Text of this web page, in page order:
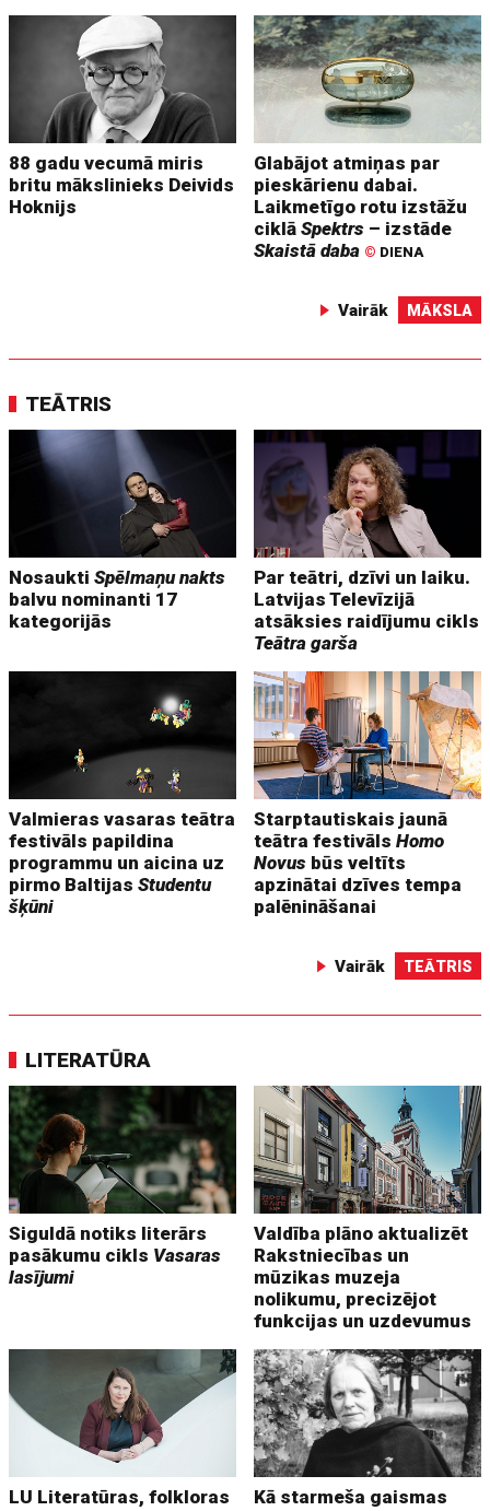
88 gadu vecumā miris
britu mākslinieks Deivids
Hoknijs
Glabājot atmiņas par
pieskārienu dabai.
Laikmetīgo rotu izstāžu
ciklāSpektrs – izstāde
Skaistā daba © DIENA
Vairāk MĀKSLA
TEĀTRIS
NosauktiSpēlmaņu nakts
balvu nominanti 17
kategorijās
Par teātri, dzīvi un laiku.
Latvijas Televīzijā
atsāksies raidījumu cikls
Teātra garša
Valmieras vasaras teātra
festivāls papildina
programmu un aicina uz
pirmo BaltijasStudentu
šķūni
Starptautiskais jaunā
teātra festivālsHomo
Novus būs veltīts
apzinātai dzīves tempa
palēnināšanai
Vairāk TEĀTRIS
LITERATŪRA
Siguldā notiks literārs
pasākumu cikls Vasaras
lasījumi
Valdība plāno aktualizēt
Rakstniecības un
mūzikas muzeja
nolikumu, precizējot
funkcijas un uzdevumus
LU Literatūras, folkloras
Kā starmeša gaismas